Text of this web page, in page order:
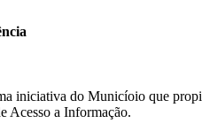
iniciativa do Municíoio que
Acesso a Informação.